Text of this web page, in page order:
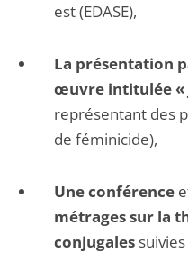
est (EDASE),
La présentation
œuvre intitulée «
représentant des
de féminicide),
Une conférence
métrages sur la
conjugales